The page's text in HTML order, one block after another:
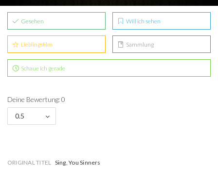
Gesehen Will ich sehen
Lieblingsfilm Sammlung
Schaue ich gerade
Deine Bewertung: 0
0.5
ORIGINAL TITEL Sing, You Sinners